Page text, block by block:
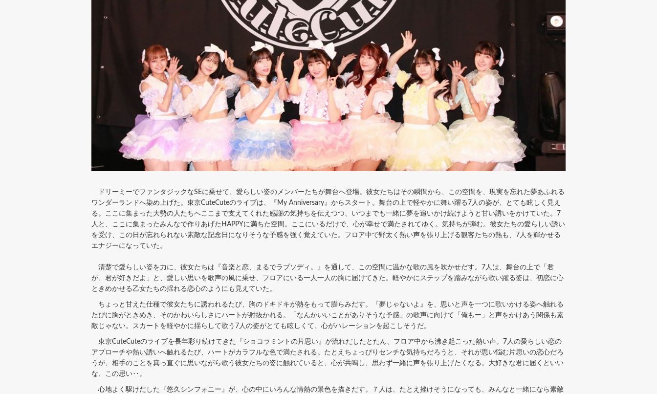
ドリーミーでファンタジックなSEに乗せて、愛らしい姿のメンバーたちが舞台へ登場。彼女たちはその瞬間から、この空間を、現実を忘れた夢あふれる
ワンダーランドへ染め上げた。東京CuteCuteのライブは、『My Anniversary』からスタート。舞台の上で軽やかに舞い躍る7人の姿が、とても眩しく見え
る。ここに集まった大勢の人たちへここまで支えてくれた感謝の気持ちを伝えつつ、いつまでも一緒に夢を追いかけ続けようと甘い誘いをかけていた。7
人と、ここに集まったみんなで作りあげたHAPPYに満ちた空間。ここにいるだけで、心が幸せで満たされてゆく。気持ちが弾む。彼女たちの愛らしい誘い
を受け、この日が忘れられない素敵な記念日になりそうな予感を強く覚えていた。フロア中で野太く熱い声を張り上げる観客たちの熱も、7人を輝かせる
エナジーになっていた。
清楚で愛らしい姿を力に、彼女たちは『音楽と恋、まるでラプソディ。』を通して、この空間に温かな歌の風を吹かせだす。7人は、舞台の上で「君
が、君が好きだよ」と、愛しい思いを歌声の風に乗せ、フロアにいる一人一人の胸に届けてきた。軽やかにステップを踏みながら歌い躍る姿は、初恋に心
ときめかせる乙女たちの揺れる恋心のようにも見えていた。
ちょっと甘えた仕種で彼女たちに誘われるたび、胸のドキドキが熱をもって膨らみだす。『夢じゃないよ』を、思いと声を一つに歌いかける姿へ触れる
たびに胸がときめき、そのかわいらしさにハートが射抜かれる。「なんかいいことがありそうな予感」の歌声に向けて「俺もー」と声をかけあう関係も素
敵じゃない。スカートを軽やかに揺らして歌う7人の姿がとても眩しくて、心がハレーションを起こしそうだ。
東京CuteCuteのライブを長年彩り続けてきた『ショコラミントの片思い』が流れだしたとたん、フロア中から沸き起こった熱い声。7人の愛らしい恋の
アプローチや熱い誘いへ触れるたび、ハートがカラフルな色で満たされる。たとえちょっぴりセンチな気持ちだろうと、それが思い悩む片思いの恋心だろ
うが、相手のことを真っ直ぐに思いながら歌う彼女たちの姿に触れていると、心が共鳴し、思わず一緒に声を張り上げたくなる。大好きな君に届くといい
な、この思い‥。
心地よく駆けだした『悠久シンフォニー』が、心の中にいろんな情熱の景色を描きだす。７人は、たとえ挫けそうになっても、みんなと一緒になら素敵